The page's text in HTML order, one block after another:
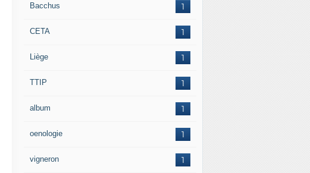
1
Bacchus
1
CETA
1
Liège
1
TTIP
1
album
1
oenologie
1
vigneron